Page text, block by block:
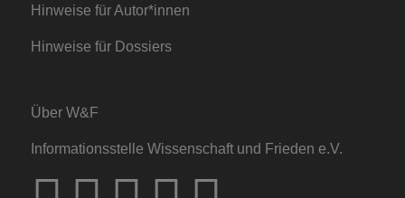
Hinweise für Autor*innen
Hinweise für Dossiers
Über W&F
Informationsstelle Wissenschaft und Frieden e.V.